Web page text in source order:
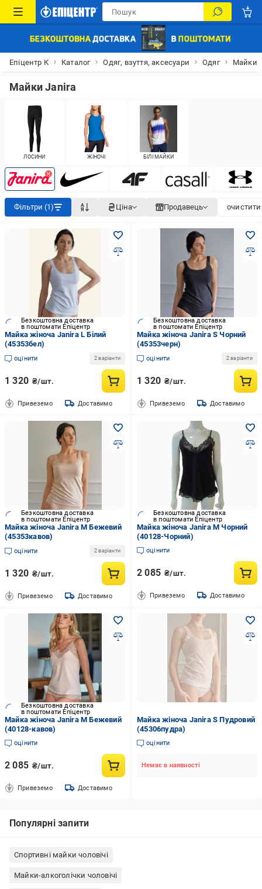
Епіцентр К Каталог Одяг, взуття, аксесуари Одяг Майки
Майки Janira
ЛОСИНИ ЖІНОЧІ БІЛІ МАЙКИ
Фільтри (1) Ціна Продавець очистити
Безкоштовна доставка
в поштомати Епіцентр
Майка жіноча Janira L Білий
(45353бел)
оцінити 2 варіанти
1 320 ₴/шт.
Привеземо Доставимо
Безкоштовна доставка
в поштомати Епіцентр
Майка жіноча Janira S Чорний
(45353черн)
оцінити 2 варіанти
1 320 ₴/шт.
Привеземо Доставимо
Безкоштовна доставка
в поштомати Епіцентр
Майка жіноча Janira M Бежевий
(45353кавов)
оцінити 2 варіанти
1 320 ₴/шт.
Привеземо Доставимо
Безкоштовна доставка
в поштомати Епіцентр
Майка жіноча Janira М Чорний
(40128-Чорний)
оцінити
2 085 ₴/шт.
Привеземо Доставимо
Безкоштовна доставка
в поштомати Епіцентр
Майка жіноча Janira М Бежевий
(40128-кавов)
оцінити
2 085 ₴/шт.
Привеземо Доставимо
Майка жіноча Janira S Пудровий
(45306пудра)
оцінити
Немає в наявності
Популярні запити
Спортивні майки чоловічі
Майки-алкоголічки чоловічі